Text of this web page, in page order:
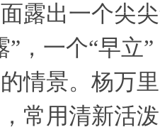
露出一个尖
”，一个“早立
情景。杨万
常用清新活